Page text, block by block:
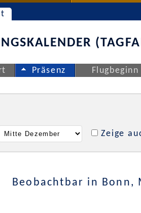
Präsenz Flugbeginn
Zeige
Beobachtbar in Bonn,